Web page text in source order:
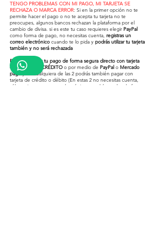
TENGO PROBLEMAS CON MI PAGO, MI TARJETA SE
RECHAZA O MARCA ERROR: Si en la primer opción no te
permite hacer el pago o no te acepta tu tarjeta no te
preocupes, algunos bancos rechazan la plataforma por el
cambio de divisa. si es este tu caso requieres elegir PayPal
como forma de pago, no necesitas cuenta, registras un
correo electrónico cuando te lo pida y podrás utilizar tu tarjeta
también y no será rechazada
Puedes realizar tu pago de forma segura directo con tarjeta
de DÉBITO O CRÉDITOo por medio de PayPal o Mercado
pago
y en cualquiera de las 2 podrás también pagar con
tarjeta de crédito o débito (En estas 2 no necesitas cuenta,
sólo registras un correo electrónico y podrás usarlos de forma